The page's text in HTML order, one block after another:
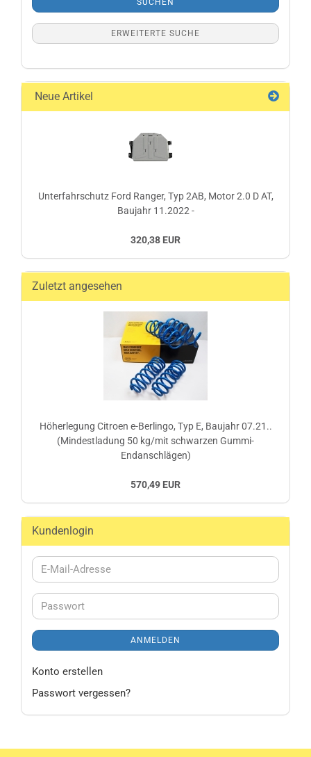
SUCHEN
ERWEITERTE SUCHE
Neue Artikel
Unterfahrschutz Ford Ranger, Typ 2AB, Motor 2.0 D AT,
Baujahr 11.2022 -
320,38 EUR
Zuletzt angesehen
Höherlegung Citroen e-Berlingo, Typ E, Baujahr 07.21..
(Mindestladung 50 kg/mit schwarzen Gummi-
Endanschlägen)
570,49 EUR
Kundenlogin
E-
Mail-
Passwort
ANMELDEN
Konto erstellen
Passwort vergessen?